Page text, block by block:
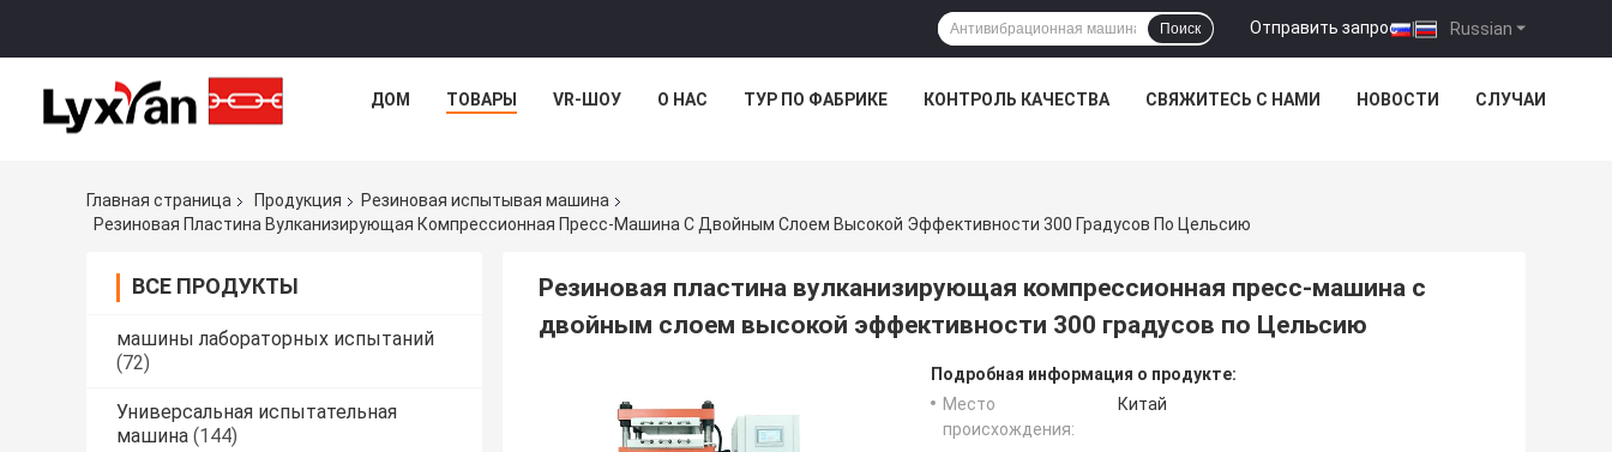
Russian
Отправить запрос |
Поиск
ДОМ ТОВАРЫ VR-ШОУ О НАС ТУР ПО ФАБРИКЕ КОНТРОЛЬ КАЧЕСТВА СВЯЖИТЕСЬ С НАМИ НОВОСТИ СЛУЧАИ
Главная страница Продукция
Резиновая испытывая машина
Резиновая Пластина Вулканизирующая Компрессионная Пресс-Машина С Двойным Слоем Высокой Эффективности 300 Градусов По Цельсию
ВСЕ ПРОДУКТЫ
машины лабораторных испытаний
(72)
Универсальная испытательная
машина (144)
Резиновая пластина вулканизирующая компрессионная пресс-машина с
двойным слоем высокой эффективности 300 градусов по Цельсию
Подробная информация о продукте:
Место
происхождения:
Китай